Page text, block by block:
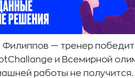
Филиппов — тренер
и Всемирной
работы не получится.